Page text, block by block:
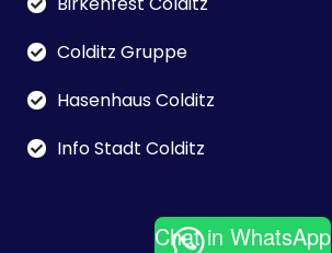
Colditz Gruppe
Hasenhaus Colditz
Info Stadt Colditz
Chat in WhatsApp